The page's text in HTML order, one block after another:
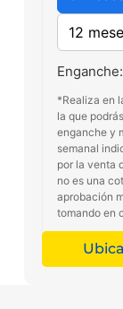
12
Enganche:
*Realiza en
la que
enganche y
semanal
por la venta
no es una
aprobación
tomando en